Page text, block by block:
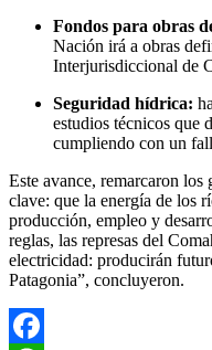
Fondos para obras
Nación irá a obras
Interjurisdiccional de
Seguridad hídrica:
estudios técnicos que
cumpliendo con un
Este avance, remarcaron
clave: que la energía de los
producción, empleo y
reglas, las represas del
electricidad: producirán
Patagonia”, concluyeron.